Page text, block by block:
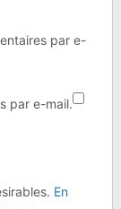
par e-
par e-mail.
En